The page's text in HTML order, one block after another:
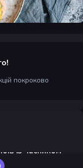
покроково
із часником